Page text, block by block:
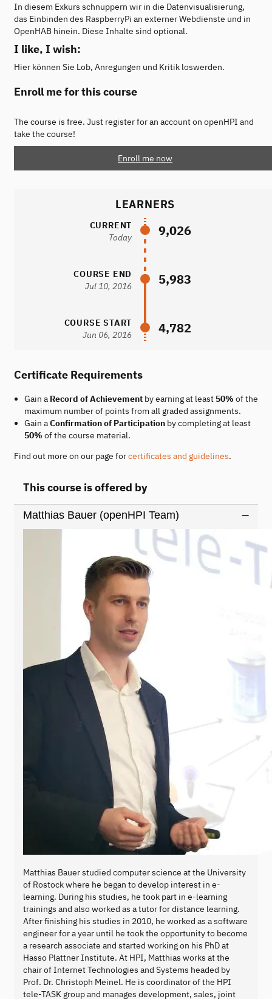
In diesem Exkurs schnuppern wir in die Datenvisualisierung,
das Einbinden des RaspberryPi an externer Webdienste und in
OpenHAB hinein. Diese Inhalte sind optional.
I like, I wish:
Hier können Sie Lob, Anregungen und Kritik loswerden.
Enroll me for this course
The course is free. Just register for an account on openHPI and
take the course!
Enroll me now
LEARNERS
CURRENT
Today
9,026
COURSE END
Jul 10, 2016
5,983
COURSE START
Jun 06, 2016
4,782
Certificate Requirements
Gain a Record of Achievementby earning at least 50% of the
maximum number of points from all graded assignments.
Gain aConfirmation of Participationby completing at least
50% of the course material.
Find out more on our page forcertificates and guidelines.
This course is offered by
Matthias Bauer (openHPI Team)
Matthias Bauer studied computer science at the University
of Rostock where he began to develop interest in e-
learning. During his studies, he took part in e-learning
trainings and also worked as a tutor for distance learning.
After finishing his studies in 2010, he worked as a software
engineer for a year until he took the opportunity to become
a research associate and started working on his PhD at
Hasso Plattner Institute. At HPI, Matthias works at the
chair of Internet Technologies and Systems headed by
Prof. Dr. Christoph Meinel. He is coordinator of the HPI
tele-TASK group and manages development, sales, joint